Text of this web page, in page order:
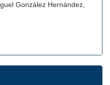
González Hernández,